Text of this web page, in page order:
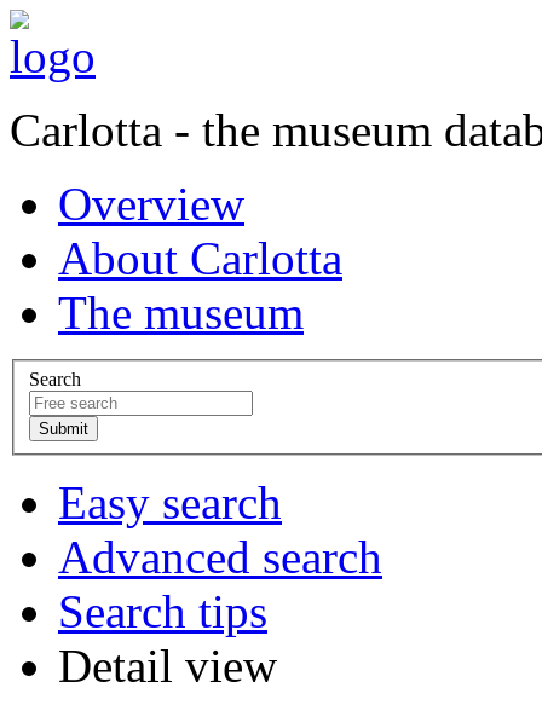
Carlotta - the museum
Overview
About Carlotta
The museum
Search
Easy search
Advanced search
Search tips
Detail view